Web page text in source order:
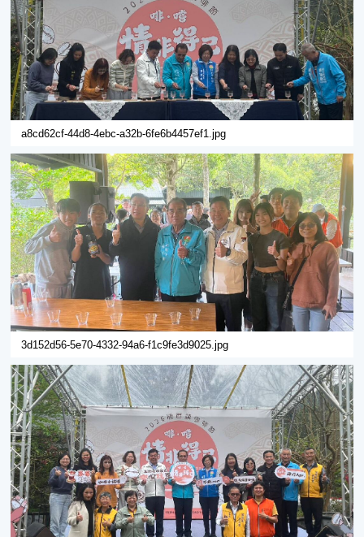
a8cd62cf-44d8-4ebc-a32b-6fe6b4457ef1.jpg
3d152d56-5e70-4332-94a6-f1c9fe3d9025.jpg